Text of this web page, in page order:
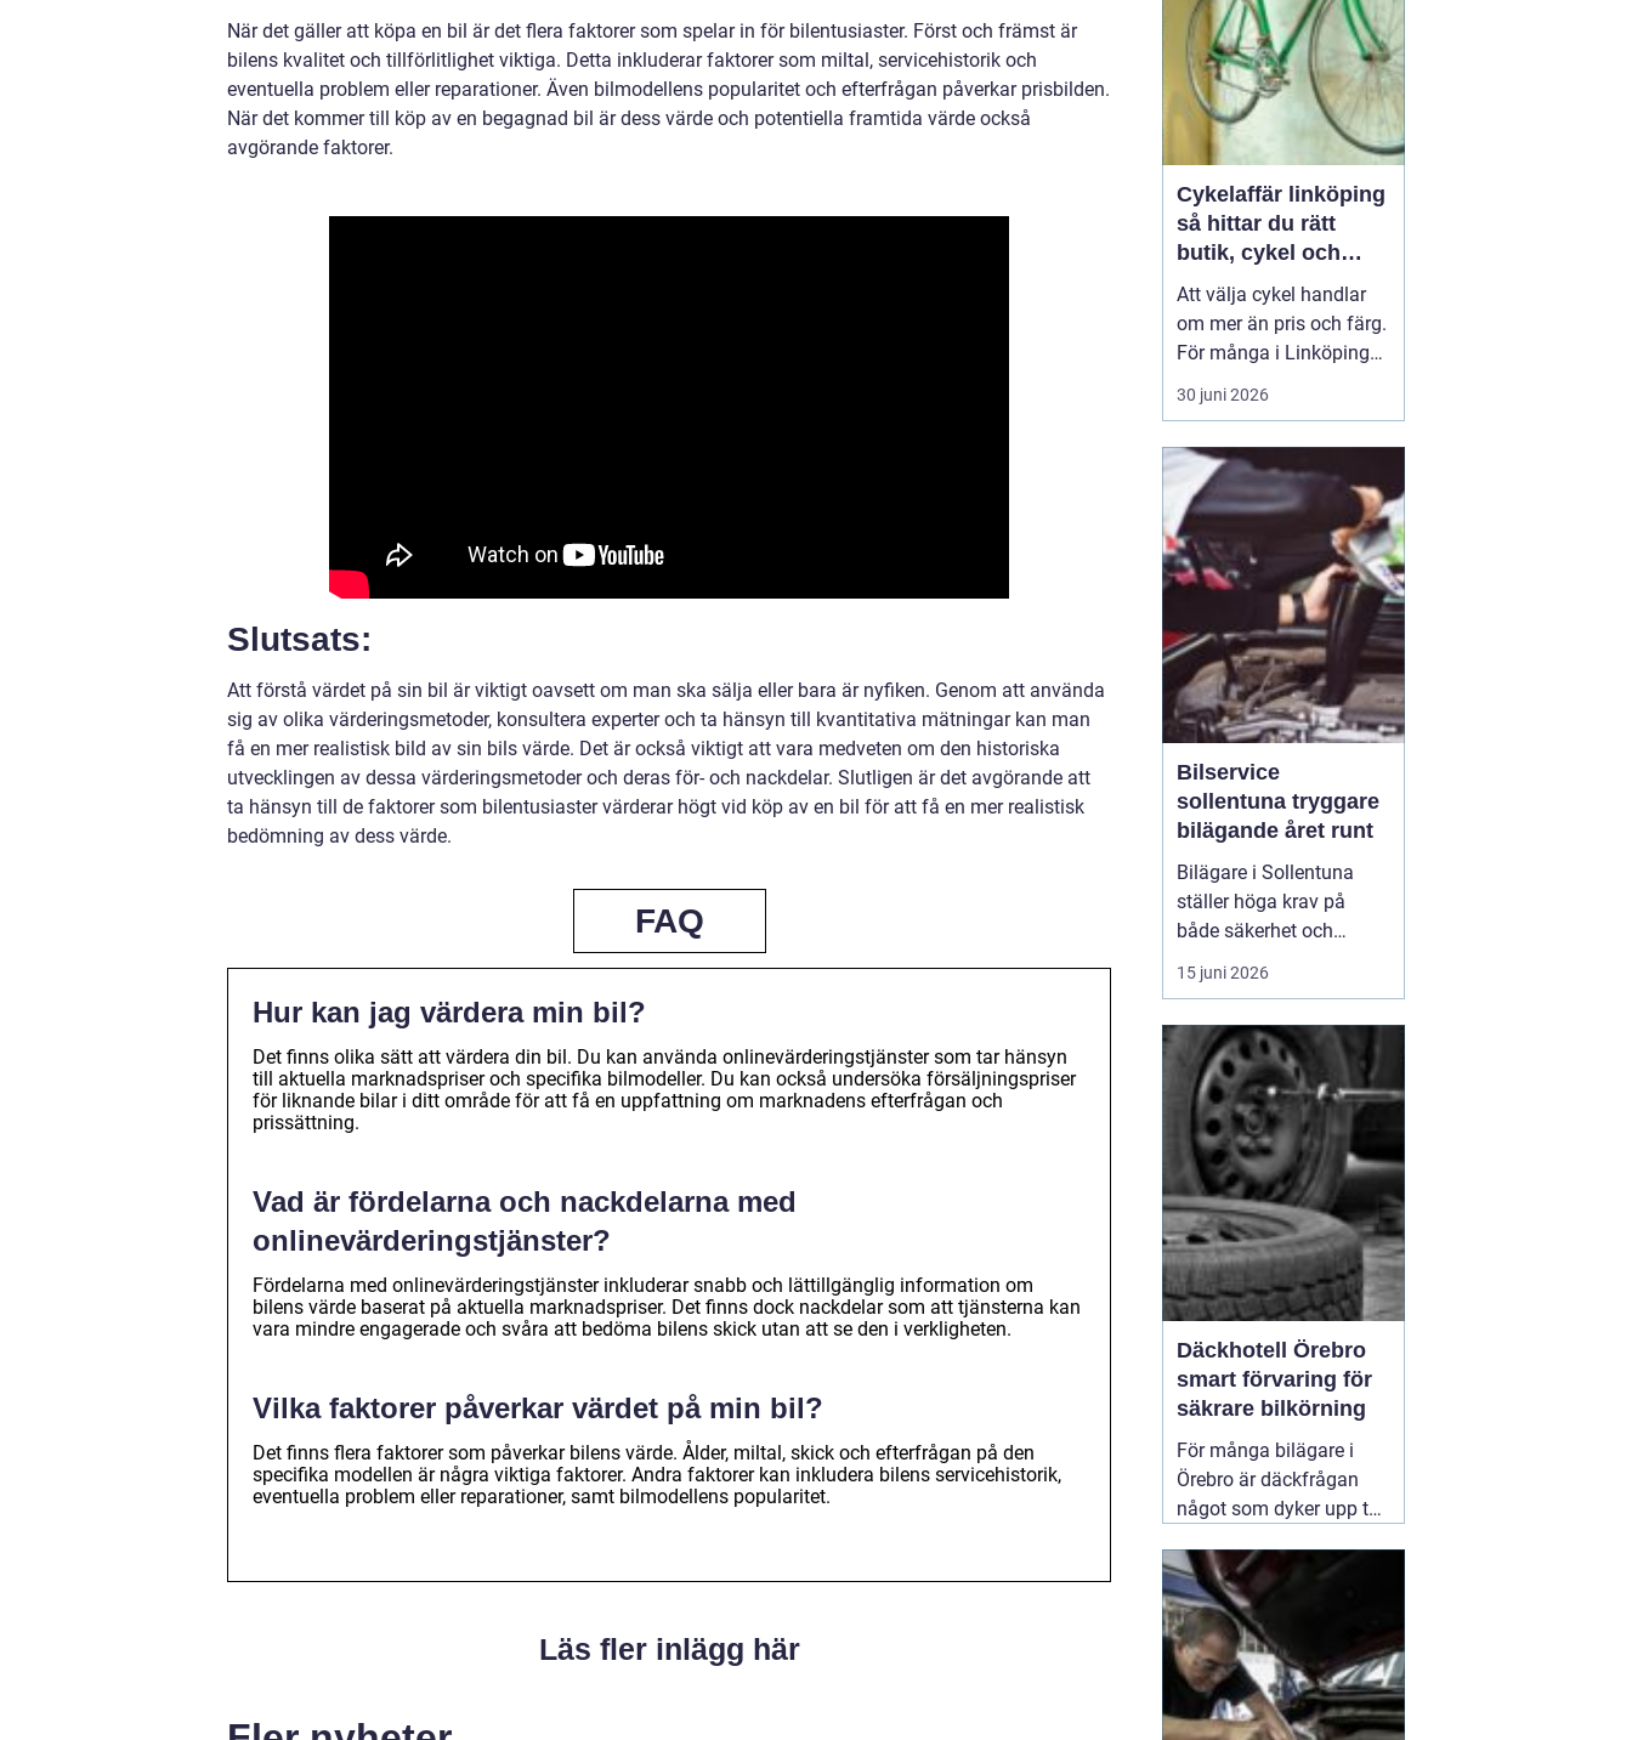
När det gäller att köpa en bil är det flera faktorer som spelar in för bilentusiaster. Först och främst är
bilens kvalitet och tillförlitlighet viktiga. Detta inkluderar faktorer som miltal, servicehistorik och
eventuella problem eller reparationer. Även bilmodellens popularitet och efterfrågan påverkar prisbilden.
När det kommer till köp av en begagnad bil är dess värde och potentiella framtida värde också
avgörande faktorer.
Slutsats:
Att förstå värdet på sin bil är viktigt oavsett om man ska sälja eller bara är nyfiken. Genom att använda
sig av olika värderingsmetoder, konsultera experter och ta hänsyn till kvantitativa mätningar kan man
få en mer realistisk bild av sin bils värde. Det är också viktigt att vara medveten om den historiska
utvecklingen av dessa värderingsmetoder och deras för- och nackdelar. Slutligen är det avgörande att
ta hänsyn till de faktorer som bilentusiaster värderar högt vid köp av en bil för att få en mer realistisk
bedömning av dess värde.
FAQ
Hur kan jag värdera min bil?
Det finns olika sätt att värdera din bil. Du kan använda onlinevärderingstjänster som tar hänsyn
till aktuella marknadspriser och specifika bilmodeller. Du kan också undersöka försäljningspriser
för liknande bilar i ditt område för att få en uppfattning om marknadens efterfrågan och
prissättning.
Vad är fördelarna och nackdelarna med
onlinevärderingstjänster?
Fördelarna med onlinevärderingstjänster inkluderar snabb och lättillgänglig information om
bilens värde baserat på aktuella marknadspriser. Det finns dock nackdelar som att tjänsterna kan
vara mindre engagerade och svåra att bedöma bilens skick utan att se den i verkligheten.
Vilka faktorer påverkar värdet på min bil?
Det finns flera faktorer som påverkar bilens värde. Ålder, miltal, skick och efterfrågan på den
specifika modellen är några viktiga faktorer. Andra faktorer kan inkludera bilens servicehistorik,
eventuella problem eller reparationer, samt bilmodellens popularitet.
Läs fler inlägg här
Cykelaffär linköping
så hittar du rätt
butik, cykel och
service
Att välja cykel handlar
om mer än pris och färg.
För många i Linköping
har cykeln blivit en viktig
del av vardagen för
fritid. En bracykelaffär
Linköpingkan göra ...
30 juni 2026
Bilservice
sollentuna tryggare
bilägande året runt
Bilägare i Sollentuna
ställer höga krav på
både säkerhet och
komfort. Vägarna växlar
mellan motorväg,
smågator med gupp och
trottoarkanter. För att
bilen ska hålla över tid
och vara säker för både
förare och passagerare
behövs regelbu...
15 juni 2026
Däckhotell Örebro
smart förvaring för
säkrare bilkörning
För många bilägare i
Örebro är däckfrågan
något som dyker upp två
känns som ett
nödvändigt ont. Tunga
lyft, smutsiga hjul och
jakt på förvaringsplats i
förråd eller garage gör
att däckbytet gärna